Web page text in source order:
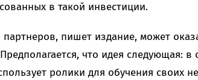
в такой инвестиции.
пишет издание, может
что идея следующая: в
ролики для обучения своих